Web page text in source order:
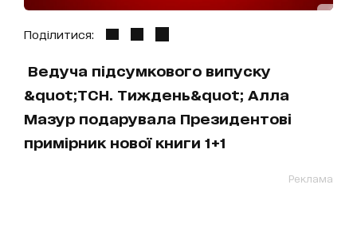
Поділитися:
Ведуча підсумкового випуску
&quot;ТСН. Тиждень&quot; Алла
Мазур подарувала Президентові
примірник нової книги 1+1
Реклама